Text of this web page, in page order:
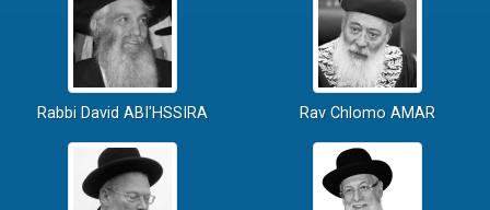
Rabbi David ABI'HSSIRA Rav Chlomo AMAR